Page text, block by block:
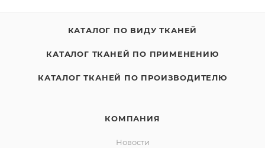
КАТАЛОГ ПО ВИДУ ТКАНЕЙ
КАТАЛОГ ТКАНЕЙ ПО ПРИМЕНЕНИЮ
КАТАЛОГ ТКАНЕЙ ПО ПРОИЗВОДИТЕЛЮ
КОМПАНИЯ
Новости